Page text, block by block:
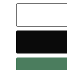
IF Göta
054-21 23 27,